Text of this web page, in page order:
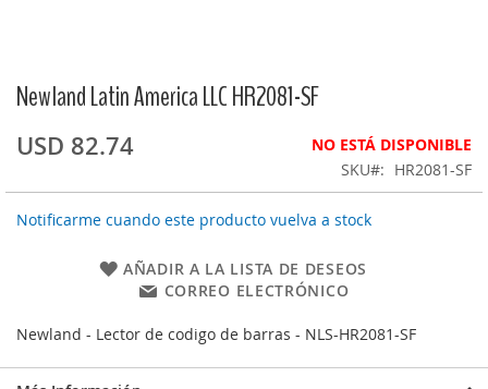
Newland Latin America LLC HR2081-SF
USD 82.74
NO ESTÁ DISPONIBLE
SKU
HR2081-SF
Notificarme cuando este producto vuelva a stock
AÑADIR A LA LISTA DE DESEOS
CORREO ELECTRÓNICO
Newland - Lector de codigo de barras - NLS-HR2081-SF
Saltar
comienzo
de
de